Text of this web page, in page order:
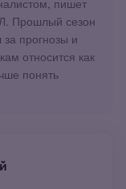
Прошлый сезон
прогнозы и
относится как
понять